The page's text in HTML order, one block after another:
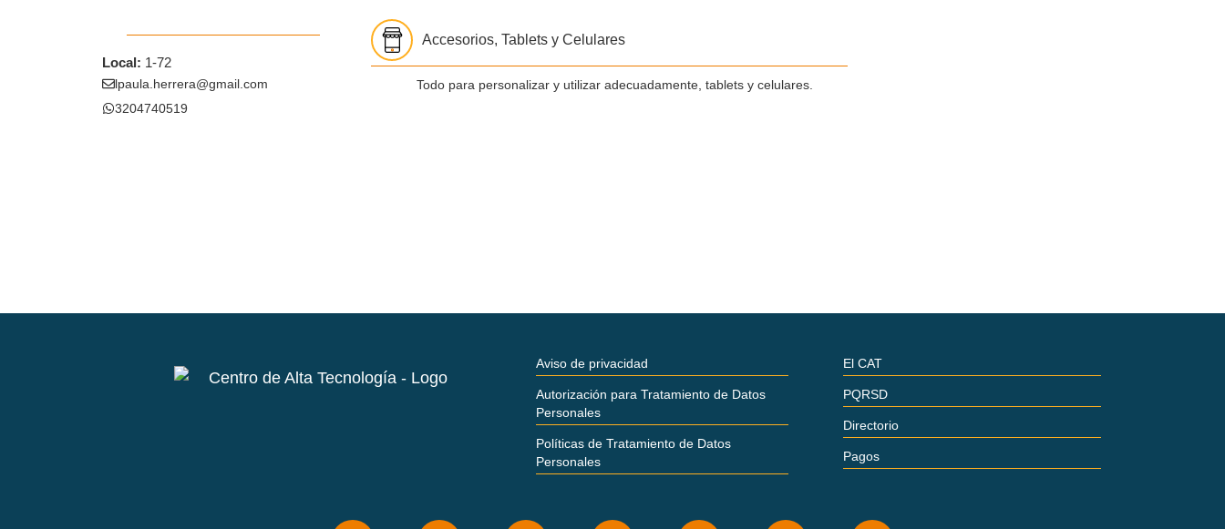
Local: 1-72
lpaula.herrera@gmail.com
3204740519
Accesorios, Tablets y Celulares
Todo para personalizar y utilizar adecuadamente, tablets y celulares.
Aviso de privacidad
Autorización para Tratamiento de Datos
Personales
Políticas de Tratamiento de Datos
Personales
El CAT
PQRSD
Directorio
Pagos